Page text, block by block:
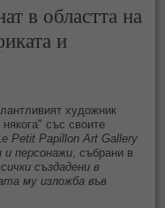
в областта на
и
художник
със своите
Petit Papillon Art Gallery
и персонажи, събрани в
създадени в
му изложба във